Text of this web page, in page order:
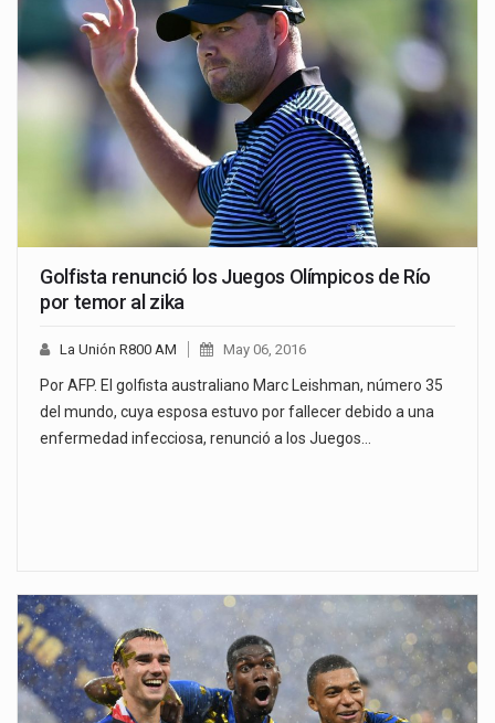
Golfista renunció los Juegos Olímpicos de Río
por temor al zika
La Unión R800 AM May 06, 2016
Por AFP. El golfista australiano Marc Leishman, número 35
del mundo, cuya esposa estuvo por fallecer debido a una
enfermedad infecciosa, renunció a los Juegos…